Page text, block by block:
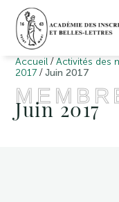
Accueil /Activités des
2017 /Juin 2017
Juin 2017